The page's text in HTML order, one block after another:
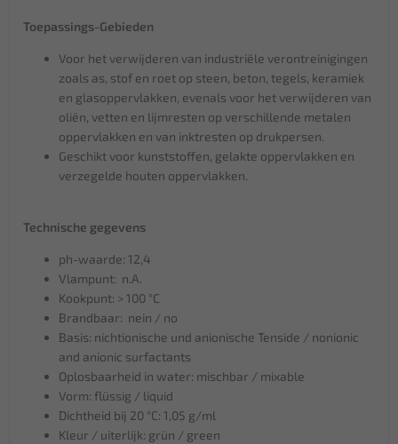
Toepassings-Gebieden
Voor het verwijderen van industriële verontreinigingen
zoals as, stof en roet op steen, beton, tegels, keramiek
en glasoppervlakken, evenals voor het verwijderen van
oliën, vetten en lijmresten op verschillende metalen
oppervlakken en van inktresten op drukpersen.
Geschikt voor kunststoffen, gelakte oppervlakken en
verzegelde houten oppervlakken.
Technische gegevens
ph-waarde: 12,4
Vlampunt: n.A.
Kookpunt: > 100 °C
Brandbaar: nein / no
Basis: nichtionische und anionische Tenside / nonionic
and anionic surfactants
Oplosbaarheid in water: mischbar / mixable
Vorm: flüssig / liquid
Dichtheid bij 20 °C: 1,05 g/ml
Kleur / uiterlijk: grün / green